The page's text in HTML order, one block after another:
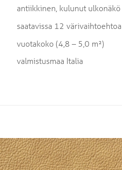
antiikkinen, kulunut ulkonäkö
saatavissa 12 värivaihtoehtoa
vuotakoko (4,8 – 5,0 m²)
valmistusmaa Italia